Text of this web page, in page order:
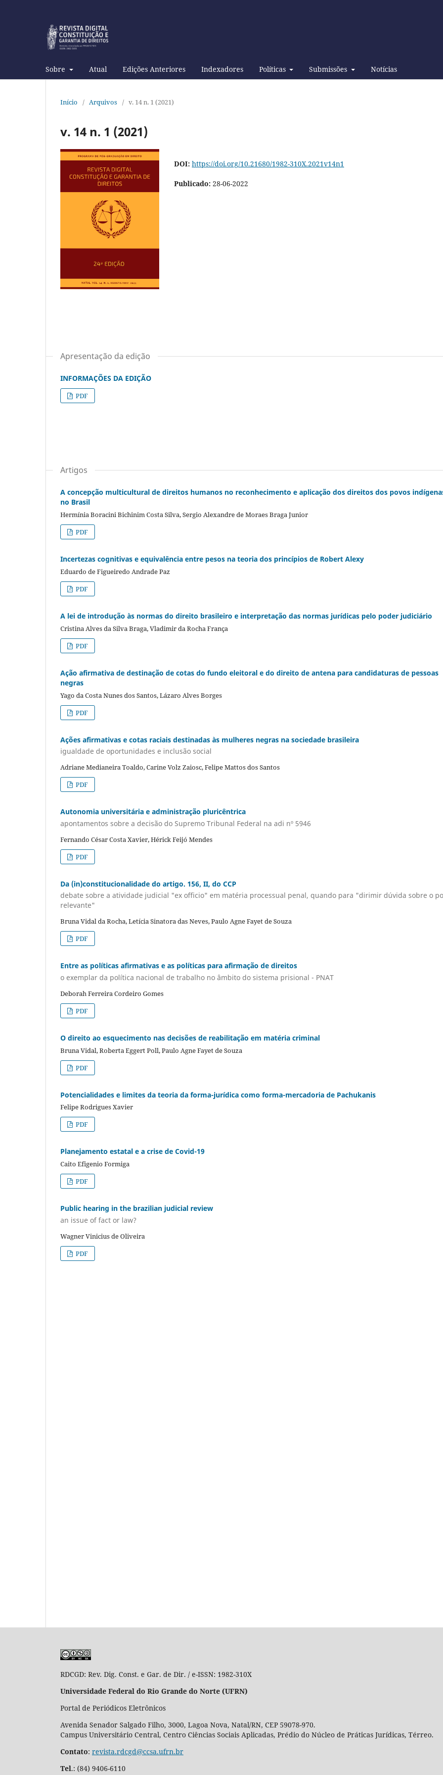
Sobre Atual Edições Anteriores Indexadores Políticas Submissões Notícias
Início / Arquivos / v. 14 n. 1 (2021)
v. 14 n. 1 (2021)
DOI: https://doi.org/10.21680/1982-310X.2021v14n1
Publicado: 28-06-2022
Apresentação da edição
INFORMAÇÕES DA EDIÇÃO
PDF
Artigos
A concepção multicultural de direitos humanos no reconhecimento e aplicação dos direitos dos povos
no Brasil
Hermínia Boracini Bichinim Costa Silva, Sergio Alexandre de Moraes Braga Junior
PDF
Incertezas cognitivas e equivalência entre pesos na teoria dos princípios de Robert Alexy
Eduardo de Figueiredo Andrade Paz
PDF
A lei de introdução às normas do direito brasileiro e interpretação das normas jurídicas pelo poder judiciário
Cristina Alves da Silva Braga, Vladimir da Rocha França
PDF
Ação afirmativa de destinação de cotas do fundo eleitoral e do direito de antena para candidaturas de pessoas
negras
Yago da Costa Nunes dos Santos, Lázaro Alves Borges
PDF
Ações afirmativas e cotas raciais destinadas às mulheres negras na sociedade brasileira
igualdade de oportunidades e inclusão social
Adriane Medianeira Toaldo, Carine Volz Zaiosc, Felipe Mattos dos Santos
PDF
Autonomia universitária e administração pluricêntrica
apontamentos sobre a decisão do Supremo Tribunal Federal na adi nº 5946
Fernando César Costa Xavier, Hérick Feijó Mendes
PDF
Da (in)constitucionalidade do artigo. 156, II, do CCP
debate sobre a atividade judicial "ex officio" em matéria processual penal, quando para "dirimir dúvida sobre o
relevante"
Bruna Vidal da Rocha, Letícia Sinatora das Neves, Paulo Agne Fayet de Souza
PDF
Entre as políticas afirmativas e as políticas para afirmação de direitos
o exemplar da política nacional de trabalho no âmbito do sistema prisional - PNAT
Deborah Ferreira Cordeiro Gomes
PDF
O direito ao esquecimento nas decisões de reabilitação em matéria criminal
Bruna Vidal, Roberta Eggert Poll, Paulo Agne Fayet de Souza
PDF
Potencialidades e limites da teoria da forma-jurídica como forma-mercadoria de Pachukanis
Felipe Rodrigues Xavier
PDF
Planejamento estatal e a crise de Covid-19
Caito Efigenio Formiga
PDF
Public hearing in the brazilian judicial review
an issue of fact or law?
Wagner Vinicius de Oliveira
PDF
RDCGD: Rev. Dig. Const. e Gar. de Dir. / e-ISSN: 1982-310X
Universidade Federal do Rio Grande do Norte (UFRN)
Portal de Periódicos Eletrônicos
Avenida Senador Salgado Filho, 3000, Lagoa Nova, Natal/RN, CEP 59078-970.
Campus Universitário Central, Centro Ciências Sociais Aplicadas, Prédio do Núcleo de Práticas Jurídicas,
Contato: revista.rdcgd@ccsa.ufrn.br
Tel.: (84) 9406-6110